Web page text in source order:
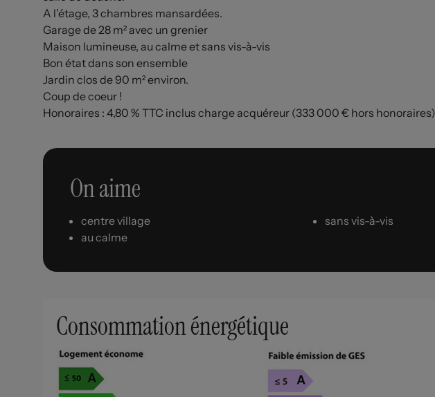
A l'étage, 3 chambres mansardées.
Garage de 28 m² avec un grenier
Maison lumineuse, au calme et sans vis-à-vis
Bon état dans son ensemble
Jardin clos de 90 m² environ.
Coup de coeur !
Honoraires : 4,80 % TTC inclus charge acquéreur (333 000 € hors honoraires)
On aime
centre village
au calme
sans vis-à-vis
Consommation énergétique